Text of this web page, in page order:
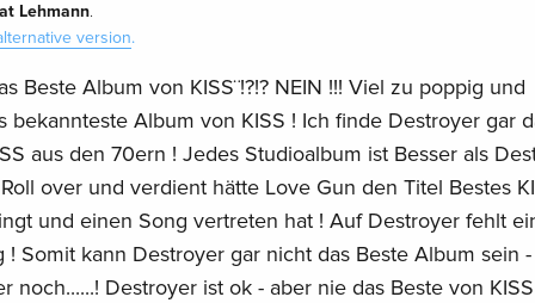
Lehmann.
version.
Beste Album von KISS¨!?!? NEIN !!! Viel zu poppig und
bekannteste Album von KISS ! Ich finde Destroyer gar
aus den 70ern ! Jedes Studioalbum ist Besser als
over und verdient hätte Love Gun den Titel Bestes
und einen Song vertreten hat ! Auf Destroyer fehlt
Somit kann Destroyer gar nicht das Beste Album sein
noch......! Destroyer ist ok - aber nie das Beste von